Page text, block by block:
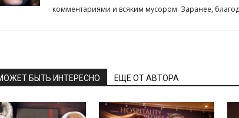
комментариями и всяким мусором. Заранее,
БЫТЬ ИНТЕРЕСНО ЕЩЕ ОТ АВТОРА